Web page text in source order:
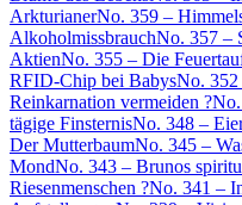
ArkturianerNo. 359 –
AlkoholmissbrauchNo. 357 –
AktienNo. 355 – Die
RFID-Chip bei BabysNo. 352
Reinkarnation vermeiden ?
tägige FinsternisNo. 348 –
Der MutterbaumNo. 345 –
MondNo. 343 – Brunos
Riesenmenschen ?No. 341 –